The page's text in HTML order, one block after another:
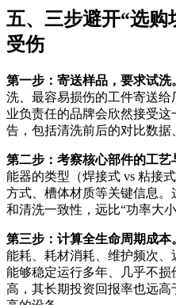
五、三步避开“选购
受伤
第一步：寄送样品，要求试洗
洗、最容易损伤的工件寄送
业负责任的品牌会欣然接受
告，包括清洗前后的对比数据
第二步：考察核心部件的工艺
能器的类型（焊接式 vs 粘接
方式、槽体材质等关键信息
和清洗一致性，远比“功率大
第三步：计算全生命周期成本
能耗、耗材消耗、维护频次
能够稳定运行多年、几乎不
高，其长期投资回报率也远